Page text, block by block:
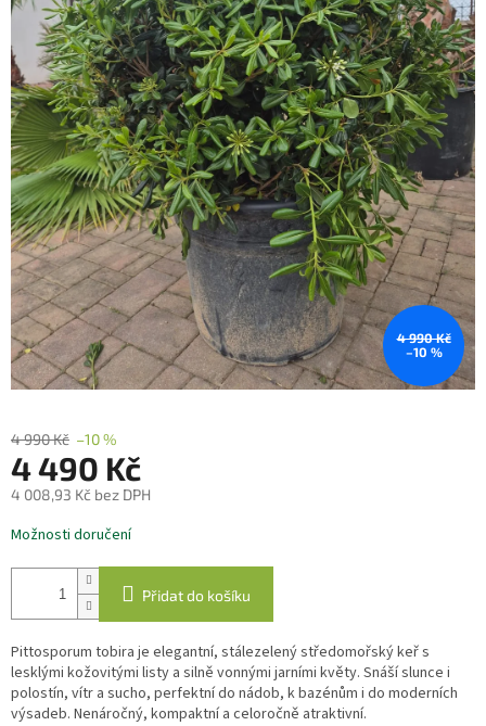
4 990 Kč
–10 %
4 990 Kč –10 %
4 490 Kč
4 008,93 Kč bez DPH
Měrná
cena:
Možnosti doručení
Přidat do košíku
Pittosporum tobira je elegantní, stálezelený středomořský keř s
lesklými kožovitými listy a silně vonnými jarními květy. Snáší slunce i
polostín, vítr a sucho, perfektní do nádob, k bazénům i do moderních
výsadeb. Nenáročný, kompaktní a celoročně atraktivní.